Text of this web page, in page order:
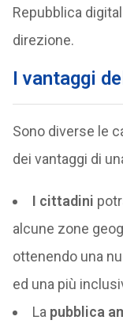
Repubblica
direzione.
I vantaggi
Sono diverse le
dei vantaggi di
I cittadini
alcune zone
ottenendo una
ed una più
La pubblica